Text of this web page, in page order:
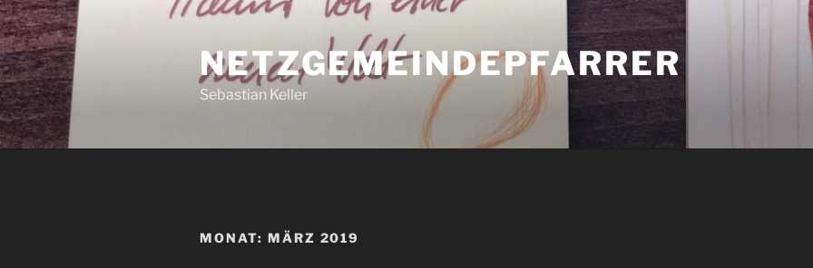
Zum
Inhalt
springen
NETZGEMEINDEPFARRER
Sebastian Keller
MONAT: MÄRZ 2019